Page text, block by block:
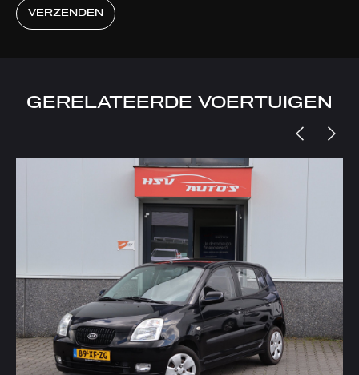
VERZENDEN
GERELATEERDE VOERTUIGEN